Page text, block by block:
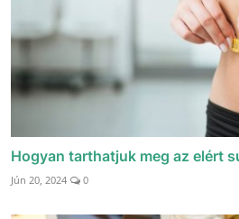
Hogyan tarthatjuk meg az elért
Jún 20, 2024 0